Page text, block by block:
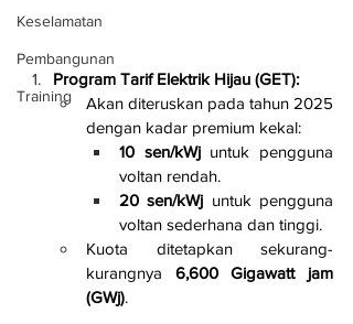
Keselamatan
Pembangunan
Training
Program Tarif Elektrik Hijau (GET):
Akan diteruskan pada tahun 2025
dengan kadar premium kekal:
10 sen/kWj untuk pengguna
voltan rendah.
20 sen/kWj untuk pengguna
voltan sederhana dan tinggi.
Kuota ditetapkan sekurang-
kurangnya 6,600 Gigawatt jam
(GWj).